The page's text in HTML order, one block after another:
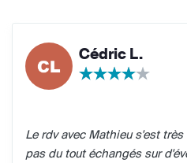
Cédric L.
Le rdv avec Mathieu s'est
pas du tout échangés sur